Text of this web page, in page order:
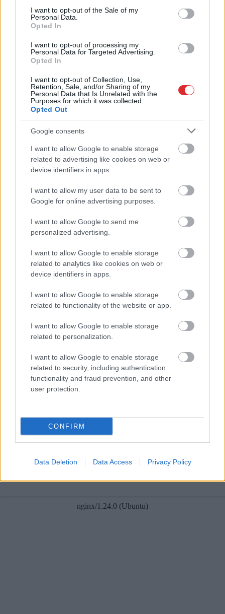
consent section.
I want to opt-out of the Sale of my
Personal Data.
Opted In
I want to opt-out of processing my
Personal Data for Targeted Advertising.
Opted In
I want to opt-out of Collection, Use,
Retention, Sale, and/or Sharing of my
Personal Data that Is Unrelated with the
Purposes for which it was collected.
Opted Out
Google consents
I want to allow Google to enable storage
related to advertising like cookies on web or
device identifiers in apps.
I want to allow my user data to be sent to
Google for online advertising purposes.
I want to allow Google to send me
personalized advertising.
I want to allow Google to enable storage
related to analytics like cookies on web or
device identifiers in apps.
I want to allow Google to enable storage
related to functionality of the website or app.
I want to allow Google to enable storage
related to personalization.
I want to allow Google to enable storage
related to security, including authentication
functionality and fraud prevention, and other
user protection.
CONFIRM
Data Deletion Data Access Privacy Policy
Gribi atbrīvoties no 5 kg
brokastis ir jāēd šajā
Rīkstnieks iesaka
vienkāršu pārbaudi
FOTO.“Vai tas ir normāli?”
Guntars veikalā nopērk
tomātu, taču, pārgriežot to
uz pusēm, viņu sagaida
pārsteigums
neliks vilties! Gaiss
iesils līdz +25 grādiem
nav Ukrainai. Kurā vietā
Atcelt Ziņot